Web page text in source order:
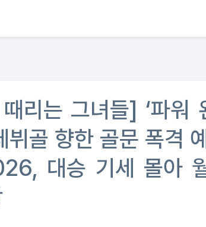
리는 그녀들] ‘파워
뷔골 향한 골문 폭격
대승 기세 몰아